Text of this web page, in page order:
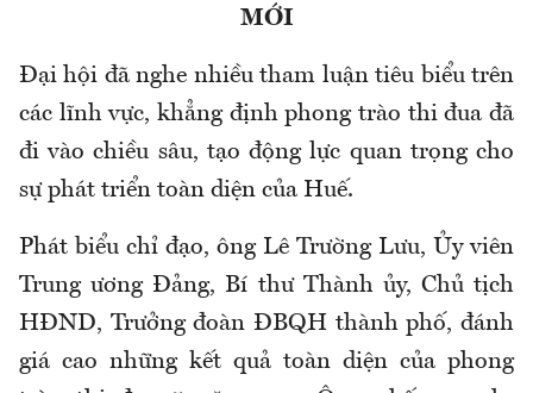
MỚI
Đại hội đã nghe nhiều tham luận tiêu biểu trên
các lĩnh vực, khẳng định phong trào thi đua đã
đi vào chiều sâu, tạo động lực quan trọng cho
sự phát triển toàn diện của Huế.
Phát biểu chỉ đạo, ông Lê Trường Lưu, Ủy viên
Trung ương Đảng, Bí thư Thành ủy, Chủ tịch
HĐND, Trưởng đoàn ĐBQH thành phố, đánh
giá cao những kết quả toàn diện của phong